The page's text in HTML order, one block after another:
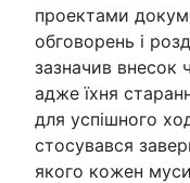
проектами
обговорень і
зазначив внесок
адже їхня
для успішного
стосувався
якого кожен